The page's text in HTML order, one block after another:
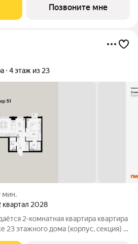
метро «Кантемировская» и 20
Позвоните мне
4 этаж из 23
мин.
квартал 2028
2-комнатная квартира квартира
23 этажного дома (корпус, секция) в